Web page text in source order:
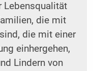
Lebensqualität
die mit
die mit einer
einhergehen,
Lindern von